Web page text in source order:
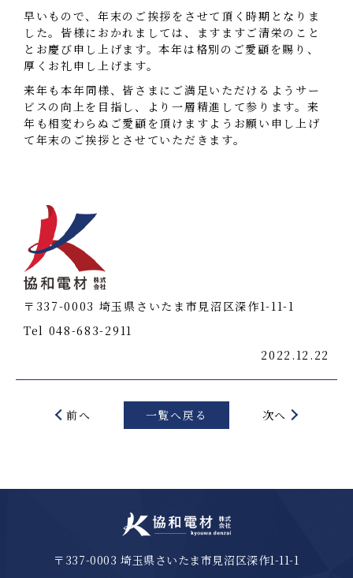
早いもので、年末のご挨拶をさせて頂く時期となりま
した。 皆様におかれましては、ますますご清栄のこと
とお慶び申し上げます。本年は格別のご愛顧を賜り、
厚くお礼申し上げます。
来年も本年同様、皆さまにご満足いただけるよう サー
ビスの向上を目指し、より一層精進して参ります。 来
年も相変わらぬご愛顧を頂けますようお願い申し上げ
て年末のご挨拶とさせていただきます。
〒337-0003 埼玉県さいたま市見沼区深作1-11-1
Tel 048-683-2911
2022.12.22
前へ 次へ
一覧へ戻る
〒337-0003 埼玉県さいたま市見沼区深作1-11-1